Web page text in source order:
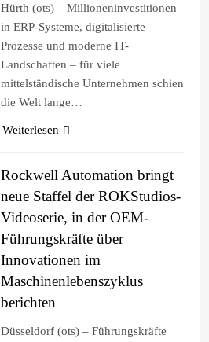
Hürth (ots) – Millioneninvestitionen
in ERP-Systeme, digitalisierte
Prozesse und moderne IT-
Landschaften – für viele
mittelständische Unternehmen schien
die Welt lange…
Weiterlesen
Rockwell Automation bringt
neue Staffel der ROKStudios-
Videoserie, in der OEM-
Führungskräfte über
Innovationen im
Maschinenlebenszyklus
berichten
Düsseldorf (ots) – Führungskräfte